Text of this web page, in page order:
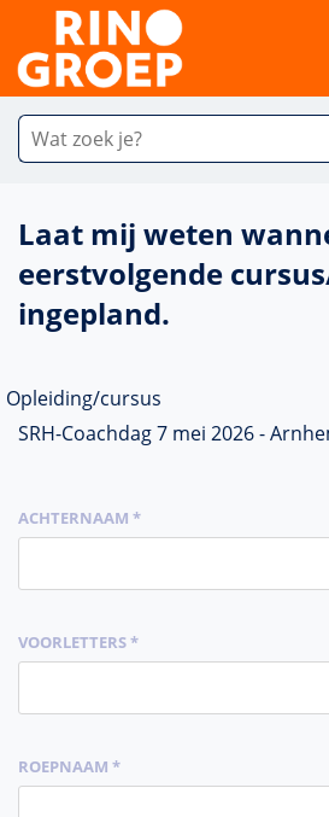
Laat mij weten
eerstvolgende
ingepland.
Opleiding/cursus
SRH-Coachdag 7 mei 2026 -
ACHTERNAAM *
VOORLETTERS *
ROEPNAAM *